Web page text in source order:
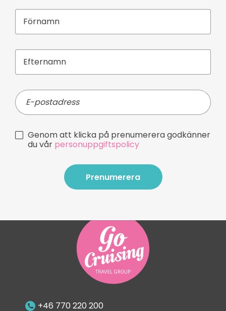
Genom att klicka på prenumerera godkänner
du vår personuppgiftspolicy
Prenumerera
Prenumerera
+46 770 220 200